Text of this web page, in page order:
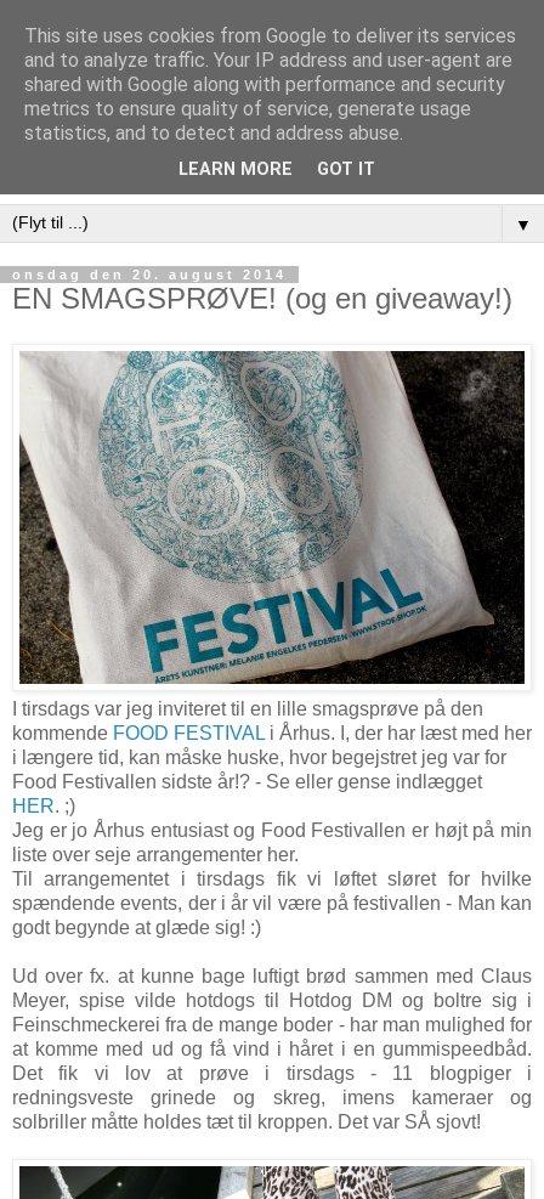
▼
onsdag den 20. august 2014
EN SMAGSPRØVE! (og en giveaway!)
I tirsdags var jeg inviteret til en lille smagsprøve på den
kommende FOOD FESTIVALi Århus. I, der har læst med her
i længere tid, kan måske huske, hvor begejstret jeg var for
Food Festivallen sidste år!? - Se eller gense indlægget
HER. ;)
Jeg er jo Århus entusiast og Food Festivallen er højt på min
liste over seje arrangementer her.
Til arrangementet i tirsdags fik vi løftet sløret for hvilke
spændende events, der i år vil være på festivallen - Man kan
godt begynde at glæde sig! :)
Ud over fx. at kunne bage luftigt brød sammen med Claus
Meyer, spise vilde hotdogs til Hotdog DM og boltre sig i
Feinschmeckerei fra de mange boder - har man mulighed for
at komme med ud og få vind i håret i en gummispeedbåd.
Det fik vi lov at prøve i tirsdags - 11 blogpiger i
redningsveste grinede og skreg, imens kameraer og
solbriller måtte holdes tæt til kroppen. Det var SÅ sjovt!
This site uses cookies from Google to deliver its services
and to analyze traffic. Your IP address and user-agent are
shared with Google along with performance and security
metrics to ensure quality of service, generate usage
statistics, and to detect and address abuse.
LEARN MORE GOT IT